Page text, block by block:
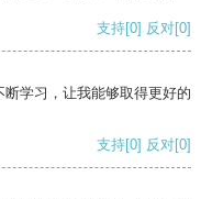
支持[0] 反对[0]
学习，让我能够取得更好的
支持[0] 反对[0]